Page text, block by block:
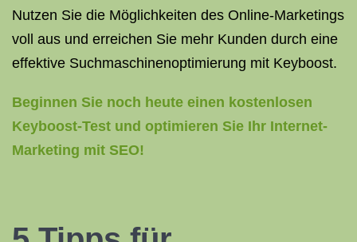
Nutzen Sie die Möglichkeiten des Online-Marketings
voll aus und erreichen Sie mehr Kunden durch eine
effektive Suchmaschinenoptimierung mit Keyboost.
Beginnen Sie noch heute einen kostenlosen
Keyboost-Test und optimieren Sie Ihr Internet-
Marketing mit SEO!